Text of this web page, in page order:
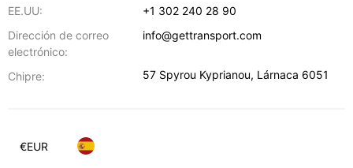
EE.UU:
+1 302 240 28 90
Dirección de correo
electrónico:
info@gettransport.com
Chipre: 57 Spyrou Kyprianou, Lárnaca 6051
€EUR